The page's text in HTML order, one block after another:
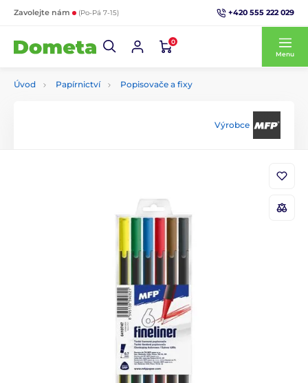
Zavolejte nám (Po-Pá 7-15) +420 555 222 029
0
Menu
Úvod Papírnictví Popisovače a fixy
Výrobce